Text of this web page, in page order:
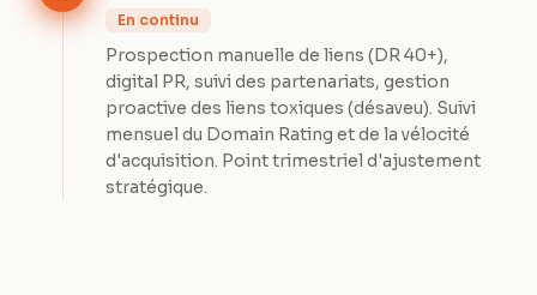
En continu
Prospection manuelle de liens (DR 40+),
digital PR, suivi des partenariats, gestion
proactive des liens toxiques (désaveu). Suivi
mensuel du Domain Rating et de la vélocité
d'acquisition. Point trimestriel d'ajustement
stratégique.